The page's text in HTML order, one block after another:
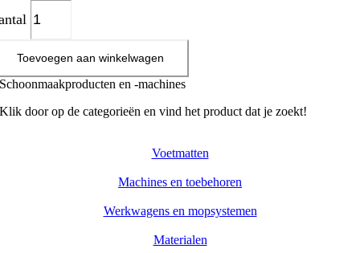
Toevoegen aan winkelwagen
Schoonmaakproducten en -machines
Klik door op de categorieën en vind het product dat je zoekt!
Voetmatten
Machines en toebehoren
Werkwagens en mopsystemen
Materialen